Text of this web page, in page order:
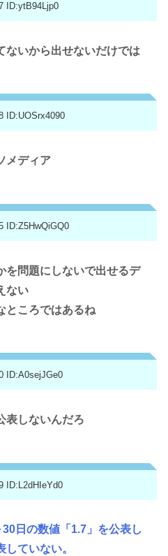
ID:ytB94Ljp0
ないから出せないだけでは
ID:UOSrx4090
メディア
ID:Z5HwQiGQ0
を問題にしないで出せるデ
ない
ところではあるね
ID:A0sejJGe0
表しないんだろ
ID:L2dHIeYd0
日の数値「1.7」を公表し
ていない。